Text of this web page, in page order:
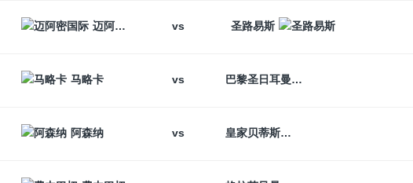
迈阿密国际 vs 圣路易斯
马略卡 vs 巴黎圣日耳曼
阿森纳 vs 皇家贝蒂斯